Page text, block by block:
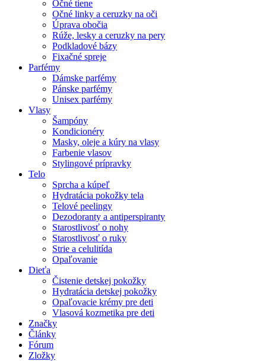
Očné tiene
Očné linky a ceruzky na oči
Úprava obočia
Rúže, lesky a ceruzky na pery
Podkladové bázy
Fixačné spreje
Parfémy
Dámske parfémy
Pánske parfémy
Unisex parfémy
Vlasy
Šampóny
Kondicionéry
Masky, oleje a kúry na vlasy
Farbenie vlasov
Stylingové prípravky
Telo
Sprcha a kúpeľ
Hydratácia pokožky tela
Telové peelingy
Dezodoranty a antiperspiranty
Starostlivosť o nohy
Starostlivosť o ruky
Strie a celulitída
Opaľovanie
Dieťa
Čistenie detskej pokožky
Hydratácia detskej pokožky
Opaľovacie krémy pre deti
Vlasová kozmetika pre deti
Značky
Články
Fórum
Zložky